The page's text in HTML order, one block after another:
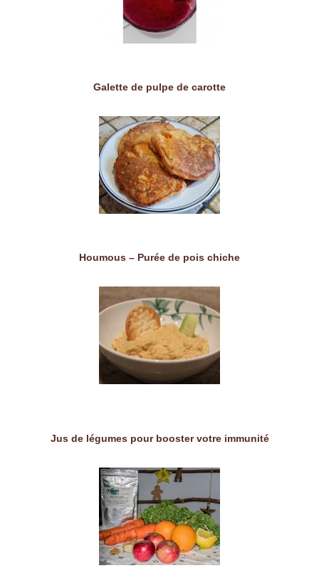
Galette de pulpe de carotte
Houmous – Purée de pois chiche
Jus de légumes pour booster votre immunité